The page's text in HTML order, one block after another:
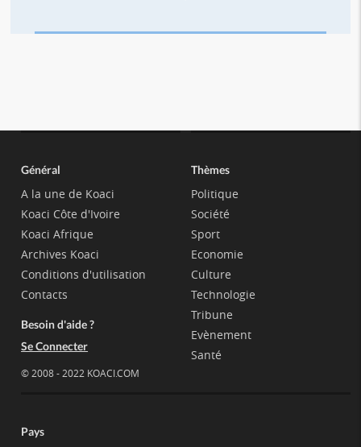
Général
A la une de Koaci
Koaci Côte d'Ivoire
Koaci Afrique
Archives Koaci
Conditions d'utilisation
Contacts
Besoin d'aide ?
Se Connecter
© 2008 - 2022 KOACI.COM
Thèmes
Politique
Société
Sport
Economie
Culture
Technologie
Tribune
Evènement
Santé
Pays